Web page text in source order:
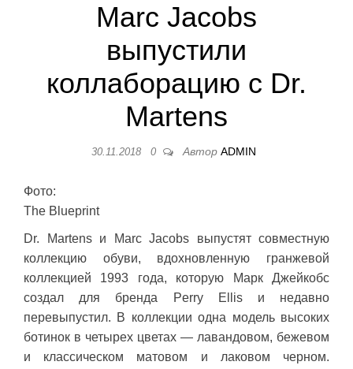
Marc Jacobs
выпустили
коллаборацию с Dr.
Martens
30.11.2018 0 Автор ADMIN
Фото:
The Blueprint
Dr. Martens и Marc Jacobs выпустят совместную
коллекцию обуви, вдохновленную гранжевой
коллекцией 1993 года, которую Марк Джейкобс
создал для бренда Perry Ellis и недавно
перевыпустил. В коллекции одна модель высоких
ботинок в четырех цветах — лавандовом, бежевом
и классическом матовом и лаковом черном.